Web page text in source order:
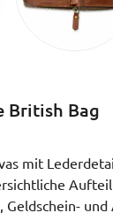
British Bag
mit
und